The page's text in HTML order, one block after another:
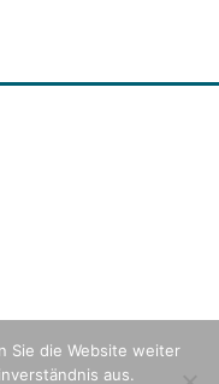
Sie die Website weiter
aus.